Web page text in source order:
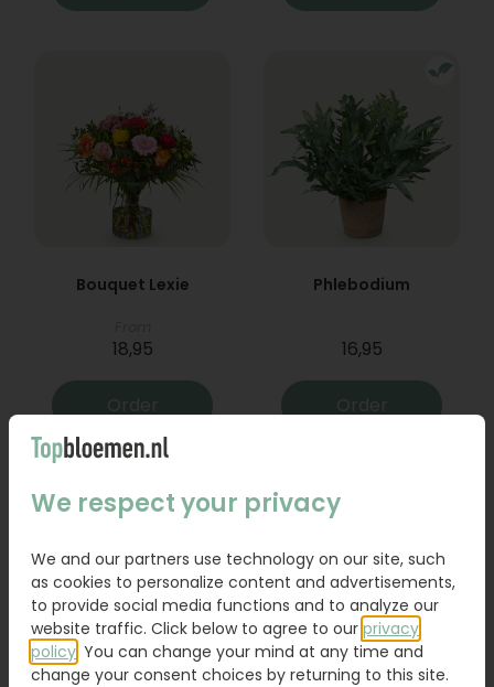
Bouquet Lexie
18,95
Order
Phlebodium
16,95
Order
We respect your privacy
We and our partners use technology on our site, such
as cookies to personalize content and advertisements,
to provide social media functions and to analyze our
website traffic. Click below to agree to our privacy
policy . You can change your mind at any time and
change your consent choices by returning to this site.